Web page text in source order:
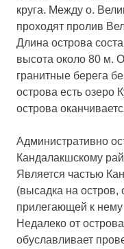
круга. Между о.
проходят пролив
Длина острова
высота около 80 м.
гранитные берега
острова есть озеро
острова
Административно
Кандалакшскому
Является частью
(высадка на остров,
прилегающей к
Недалеко от
обуславливает